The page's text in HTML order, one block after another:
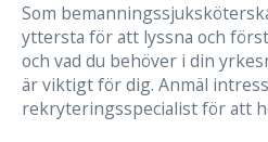
Som
yttersta för att lyssna och
och vad du behöver i din
är viktigt för dig. Anmäl
rekryteringsspecialist för att